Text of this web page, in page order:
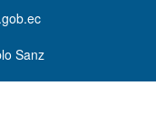
Sanz